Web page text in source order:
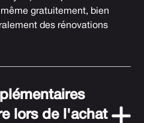
gratuitement, bien
des rénovations
lors de l'achat